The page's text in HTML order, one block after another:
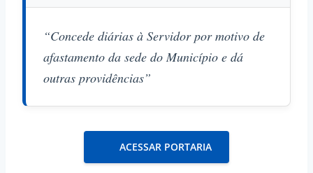
“Concede diárias à Servidor por motivo de
afastamento da sede do Município e dá
outras providências”
ACESSAR PORTARIA